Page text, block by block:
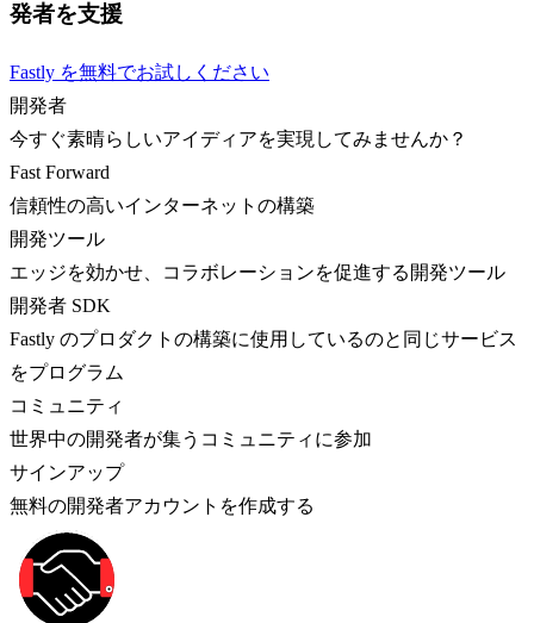
発者を支援
Fastly を無料でお試しください
開発者
今すぐ素晴らしいアイディアを実現してみませんか？
Fast Forward
信頼性の高いインターネットの構築
開発ツール
エッジを効かせ、コラボレーションを促進する開発ツール
開発者 SDK
Fastly のプロダクトの構築に使用しているのと同じサービス
をプログラム
コミュニティ
世界中の開発者が集うコミュニティに参加
サインアップ
無料の開発者アカウントを作成する